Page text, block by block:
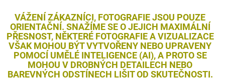
VÁŽENÍ ZÁKAZNÍCI, FOTOGRAFIE JSOU POUZE
ORIENTAČNÍ. SNAŽÍME SE O JEJICH MAXIMÁLNÍ
PŘESNOST, NĚKTERÉ FOTOGRAFIE A VIZUALIZACE
VŠAK MOHOU BÝT VYTVOŘENY NEBO UPRAVENY
POMOCÍ UMĚLÉ INTELIGENCE (AI), A PROTO SE
MOHOU V DROBNÝCH DETAILECH NEBO
BAREVNÝCH ODSTÍNECH LIŠIT OD SKUTEČNOSTI.